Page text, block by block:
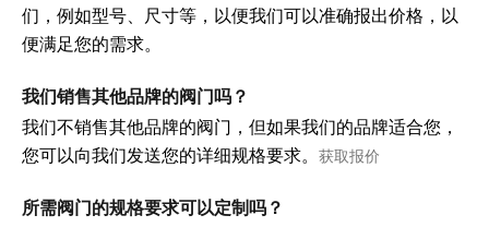
们，例如型号、尺寸等，以便我们可以准确报出价格，以
便满足您的需求。
我们销售其他品牌的阀门吗？
我们不销售其他品牌的阀门，但如果我们的品牌适合您，
您可以向我们发送您的详细规格要求。 获取报价
所需阀门的规格要求可以定制吗？